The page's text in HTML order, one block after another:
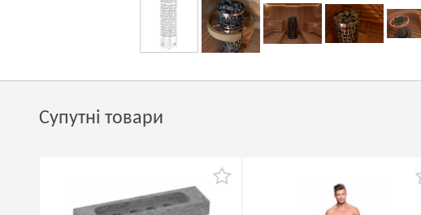
Супутні товари